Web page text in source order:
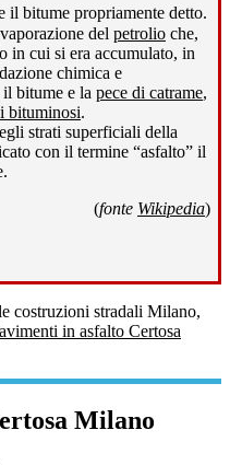
il bitume propriamente detto.
del petrolio che,
in cui si era accumulato, in
chimica e
il bitume e la pece di catrame,
bituminosi.
strati superficiali della
con il termine “asfalto” il
(fonte Wikipedia)
costruzioni stradali Milano,
in asfalto Certosa
Milano